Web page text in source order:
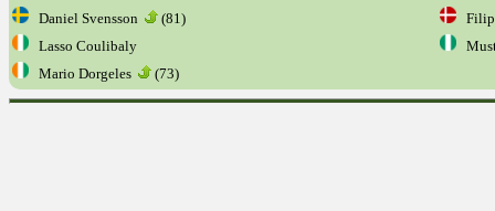
Daniel Svensson
(81)
Lasso Coulibaly
Mario Dorgeles
(73)